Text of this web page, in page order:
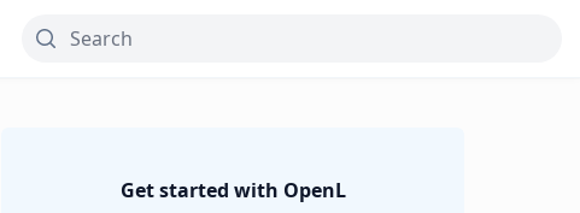
Get started with OpenL